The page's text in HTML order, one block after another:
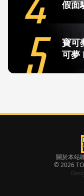
假面
5
寶可
可夢
登
關於本站
© 2026